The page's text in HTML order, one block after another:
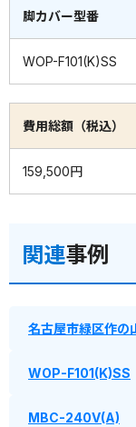
脚カバー型番
WOP-F101(K)SS
費用総額（税込）
159,500円
関連事例
名古屋市緑区作の
WOP-F101(K)SS
MBC-240V(A)